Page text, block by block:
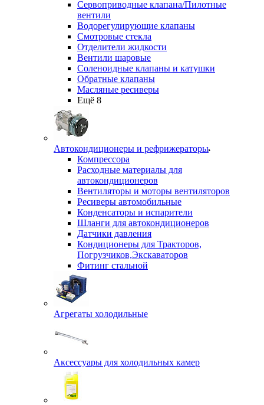
Сервоприводные клапана/Пилотные
вентили
Водорегулирующие клапаны
Смотровые стекла
Отделители жидкости
Вентили шаровые
Соленоидные клапаны и катушки
Обратные клапаны
Масляные ресиверы
Ещё 8
Автокондиционеры и рефрижераторы
Компрессора
Расходные материалы для
автокондиционеров
Вентиляторы и моторы вентиляторов
Ресиверы автомобильные
Конденсаторы и испарители
Шланги для автокондиционеров
Датчики давления
Кондиционеры для Тракторов,
Погрузчиков,Экскаваторов
Фитинг стальной
Агрегаты холодильные
Аксессуары для холодильных камер